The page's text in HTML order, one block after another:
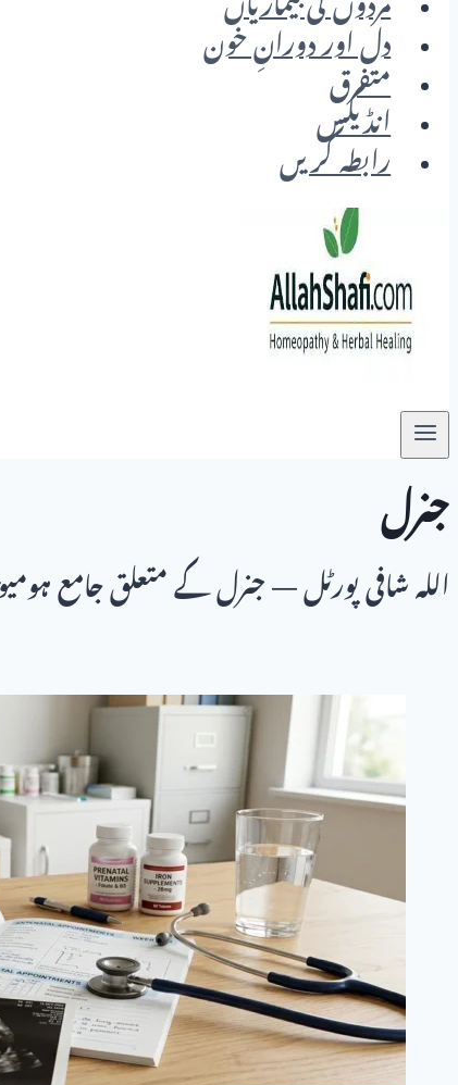
مردوں کی بیماریاں
دل اور دورانِ خون
متفرق
انڈیکس
رابطہ کریں
جنرل
اللہ شافی پورٹل — جنرل کے متعلق جامع